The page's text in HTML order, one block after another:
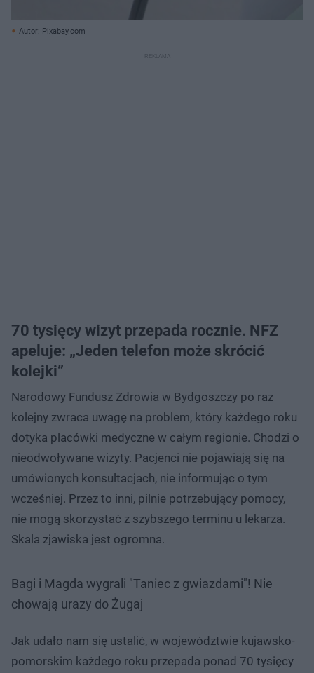
Autor: Pixabay.com
70 tysięcy wizyt przepada rocznie. NFZ
apeluje: „Jeden telefon może skrócić
kolejki”
Narodowy Fundusz Zdrowia w Bydgoszczy po raz
kolejny zwraca uwagę na problem, który każdego roku
dotyka placówki medyczne w całym regionie. Chodzi o
nieodwoływane wizyty. Pacjenci nie pojawiają się na
umówionych konsultacjach, nie informując o tym
wcześniej. Przez to inni, pilnie potrzebujący pomocy,
nie mogą skorzystać z szybszego terminu u lekarza.
Skala zjawiska jest ogromna.
Bagi i Magda wygrali "Taniec z gwiazdami"! Nie
chowają urazy do Żugaj
Jak udało nam się ustalić, w województwie kujawsko-
pomorskim każdego roku przepada ponad 70 tysięcy